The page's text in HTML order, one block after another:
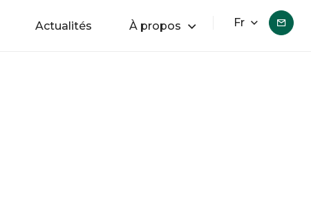
Fr
Actualités À propos